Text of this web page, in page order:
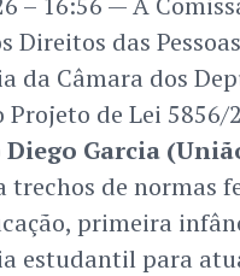
Direitos das
da Câmara dos
Projeto de Lei 5856/
Diego Garcia
trechos de normas
primeira
estudantil para